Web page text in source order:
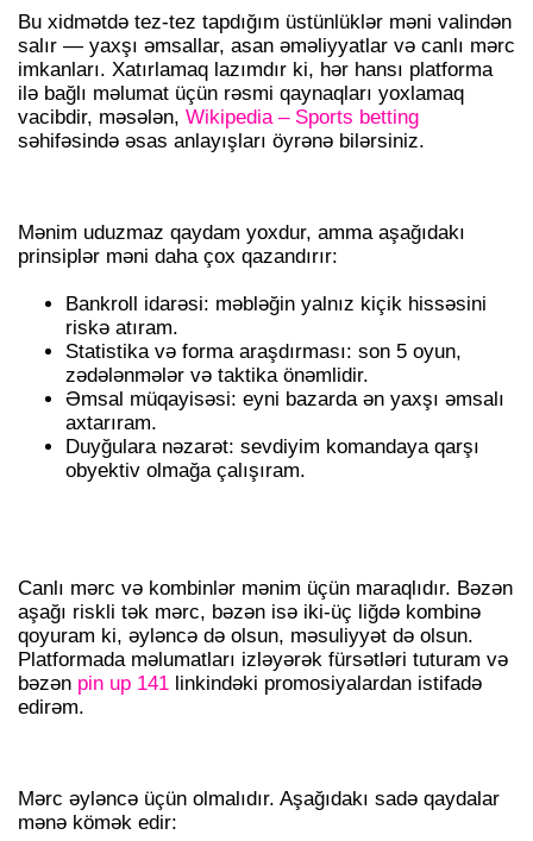
Bu xidmətdə tez-tez tapdığım üstünlüklər məni valindən
salır — yaxşı əmsallar, asan əməliyyatlar və canlı mərc
imkanları. Xatırlamaq lazımdır ki, hər hansı platforma
ilə bağlı məlumat üçün rəsmi qaynaqları yoxlamaq
vacibdir, məsələn, Wikipedia – Sports betting
səhifəsində əsas anlayışları öyrənə bilərsiniz.
Mənim uduzmaz qaydam yoxdur, amma aşağıdakı
prinsiplər məni daha çox qazandırır:
Bankroll idarəsi: məbləğin yalnız kiçik hissəsini
riskə atıram.
Statistika və forma araşdırması: son 5 oyun,
zədələnmələr və taktika önəmlidir.
Əmsal müqayisəsi: eyni bazarda ən yaxşı əmsalı
axtarıram.
Duyğulara nəzarət: sevdiyim komandaya qarşı
obyektiv olmağa çalışıram.
Canlı mərc və kombinlər mənim üçün maraqlıdır. Bəzən
aşağı riskli tək mərc, bəzən isə iki-üç liğdə kombinə
qoyuram ki, əyləncə də olsun, məsuliyyət də olsun.
Platformada məlumatları izləyərək fürsətləri tuturam və
bəzən pin up 141 linkindəki promosiyalardan istifadə
edirəm.
Mərc əyləncə üçün olmalıdır. Aşağıdakı sadə qaydalar
mənə kömək edir: